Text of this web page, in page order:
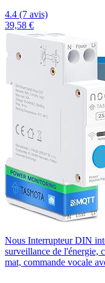
4.4 (7 avis)
39,58 €
Nous Interrupteur DIN
surveillance de l'énergie,
mat, commande vocale